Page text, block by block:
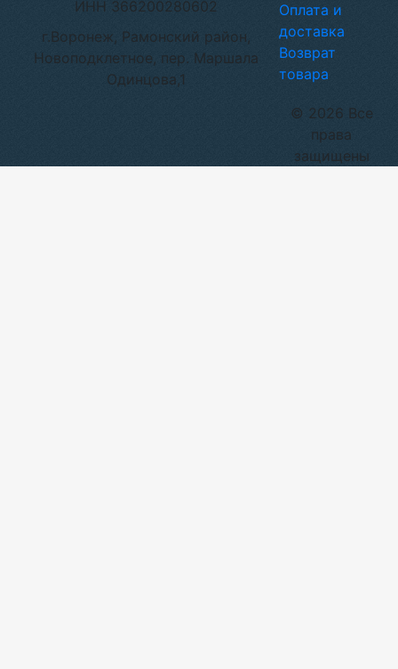
ИНН 366200280602
г.Воронеж, Рамонский район,
Новоподклетное, пер. Маршала
Одинцова,1
© 2026 Все
права
защищены
Оплата и
доставка
Возврат
товара